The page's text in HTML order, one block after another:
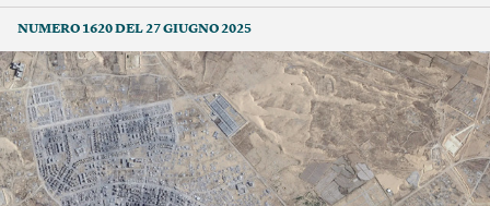
NUMERO 1620 DEL 27 GIUGNO 2025